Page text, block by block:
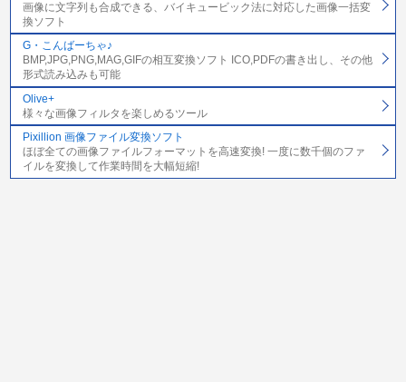
画像に文字列も合成できる、バイキュービック法に対応した画像一括変
換ソフト
G・こんばーちゃ♪
BMP,JPG,PNG,MAG,GIFの相互変換ソフト ICO,PDFの書き出し、その他
形式読み込みも可能
Olive+
様々な画像フィルタを楽しめるツール
Pixillion 画像ファイル変換ソフト
ほぼ全ての画像ファイルフォーマットを高速変換! 一度に数千個のファ
イルを変換して作業時間を大幅短縮!